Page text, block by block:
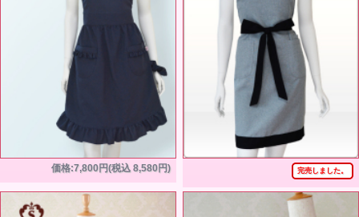
価格:7,800円(税込 8,580円) 完売しました。